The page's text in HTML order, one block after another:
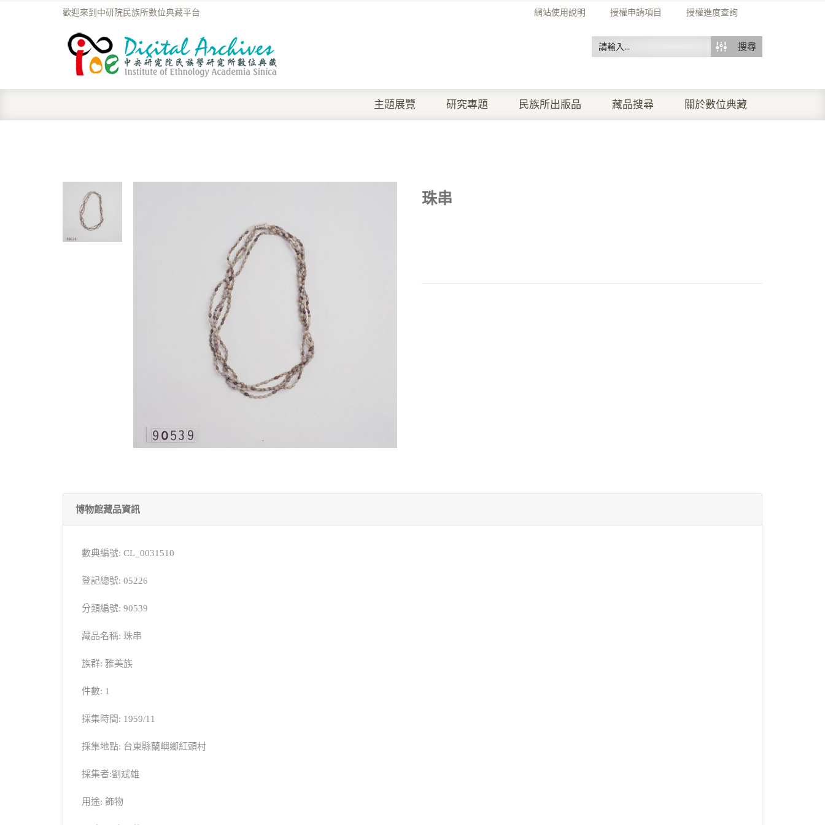
網站使用說明 授權申請項目 授權進度查詢
歡迎來到中研院民族所數位典藏平台
搜尋
主題展覽 研究專題 民族所出版品 藏品搜尋 關於數位典藏
珠串
博物館藏品資訊
數典編號: CL_0031510
登記總號: 05226
分類編號: 90539
藏品名稱: 珠串
族群: 雅美族
件數: 1
採集時間: 1959/11
採集地點: 台東縣蘭嶼鄉紅頭村
採集者:劉斌雄
用途: 飾物